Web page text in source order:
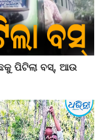
ପିଟିଲା ବସ୍‌, ଆଉ